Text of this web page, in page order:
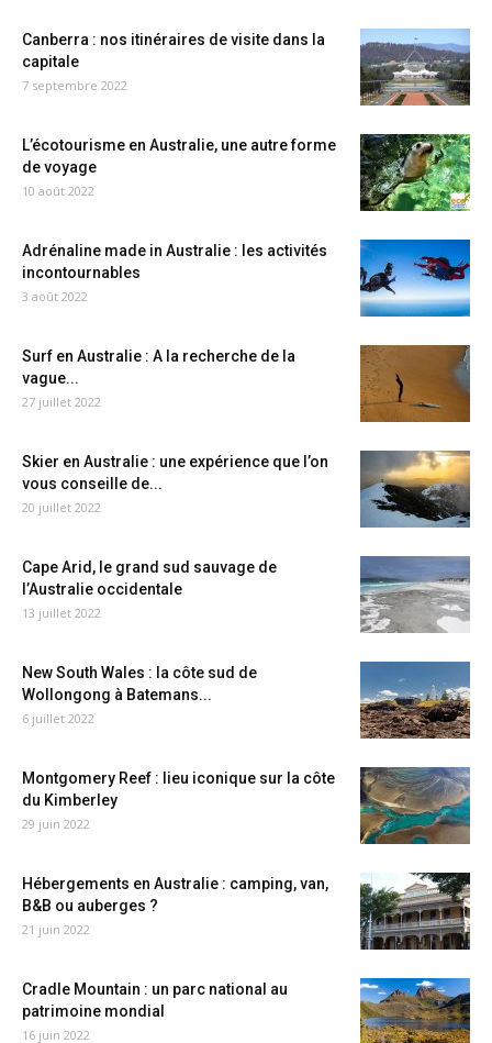
Canberra : nos itinéraires de visite dans la
capitale
7 septembre 2022
L’écotourisme en Australie, une autre forme
de voyage
10 août 2022
Adrénaline made in Australie : les activités
incontournables
3 août 2022
Surf en Australie : A la recherche de la
vague...
27 juillet 2022
Skier en Australie : une expérience que l’on
vous conseille de...
20 juillet 2022
Cape Arid, le grand sud sauvage de
l’Australie occidentale
13 juillet 2022
New South Wales : la côte sud de
Wollongong à Batemans...
6 juillet 2022
Montgomery Reef : lieu iconique sur la côte
du Kimberley
29 juin 2022
Hébergements en Australie : camping, van,
B&B ou auberges ?
21 juin 2022
Cradle Mountain : un parc national au
patrimoine mondial
16 juin 2022